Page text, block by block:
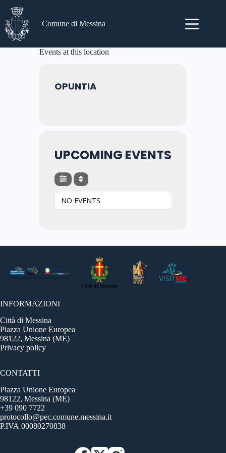
contenuto
Comune di Messina
Events at this location
OPUNTIA
UPCOMING EVENTS
NO EVENTS
INFORMAZIONI
Città di Messina
Piazza Unione Europea
98122, Messina (ME)
Privacy policy
CONTATTI
Piazza Unione Europea
98122, Messina (ME)
+39 090 7722
protocollo@pec.comune.messina.it
P.IVA 00080270838